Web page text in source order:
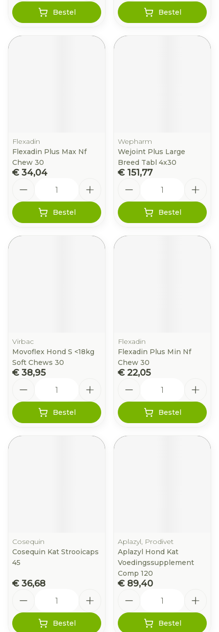
Bestel Bestel
Flexadin
Flexadin Plus Max Nf
Chew 30
€ 34,04
Bestel
Wepharm
Wejoint Plus Large
Breed Tabl 4x30
€ 151,77
Bestel
Virbac
Movoflex Hond S <18kg
Soft Chews 30
€ 38,95
Bestel
Flexadin
Flexadin Plus Min Nf
Chew 30
€ 22,05
Bestel
Cosequin
Cosequin Kat Strooicaps
45
€ 36,68
Bestel
Aplazyl, Prodivet
Aplazyl Hond Kat
Voedingssupplement
Comp 120
€ 89,40
Bestel